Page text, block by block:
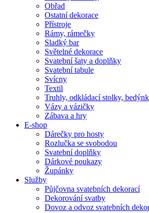
Obřad
Ostatní dekorace
Přístroje
Rámy, rámečky
Sladký bar
Světelné dekorace
Svatební šaty a doplňky
Svatební tabule
Svícny
Textil
Truhly, odkládací stolky,
Vázy a vázičky
Zábava a hry
E-shop
Dárečky pro hosty
Rozlučka se svobodou
Svatební doplňky
Dárkové poukazy
Župánky
Služby
Půjčovna svatebních dekorací
Dekorování svatby
Dovoz a odvoz svatebních